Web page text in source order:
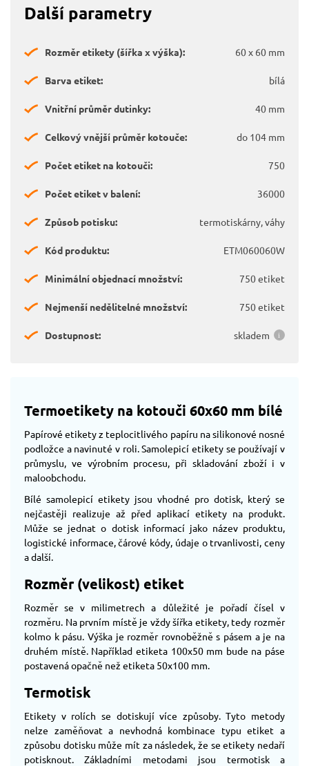
Další parametry
Rozměr etikety (šířka x výška): 60 x 60 mm
Barva etiket: bílá
Vnitřní průměr dutinky: 40 mm
Celkový vnější průměr kotouče: do 104 mm
Počet etiket na kotouči: 750
Počet etiket v balení: 36000
Způsob potisku: termotiskárny, váhy
Kód produktu: ETM060060W
Minimální objednací množství: 750 etiket
Nejmenší nedělitelné množství: 750 etiket
Dostupnost: skladem
Termoetikety na kotouči 60x60 mm bílé
Papírové etikety z teplocitlivého papíru na silikonové nosné
podložce a navinuté v roli. Samolepicí etikety se používají v
průmyslu, ve výrobním procesu, při skladování zboží i v
maloobchodu.
Bílé samolepicí etikety jsou vhodné pro dotisk, který se
nejčastěji realizuje až před aplikací etikety na produkt.
Může se jednat o dotisk informací jako název produktu,
logistické informace, čárové kódy, údaje o trvanlivosti, ceny
a další.
Rozměr (velikost) etiket
Rozměr se v milimetrech a důležité je pořadí čísel v
rozměru. Na prvním místě je vždy šířka etikety, tedy rozměr
kolmo k pásu. Výška je rozměr rovnoběžně s pásem a je na
druhém místě. Například etiketa 100x50 mm bude na páse
postavená opačně než etiketa 50x100 mm.
Termotisk
Etikety v rolích se dotiskují více způsoby. Tyto metody
nelze zaměňovat a nevhodná kombinace typu etiket a
způsobu dotisku může mít za následek, že se etikety nedaří
potisknout. Základními metodami jsou termotisk a